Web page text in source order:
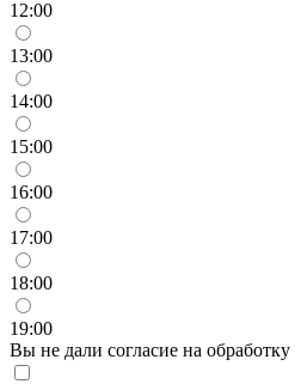
12:00
13:00
14:00
15:00
16:00
17:00
18:00
19:00
Вы не дали согласие на